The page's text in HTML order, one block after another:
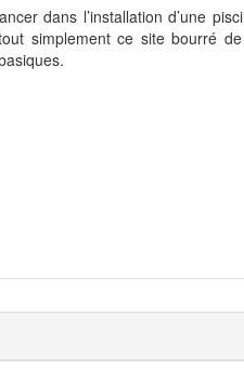
dans l’installation d’une
simplement ce site bourré